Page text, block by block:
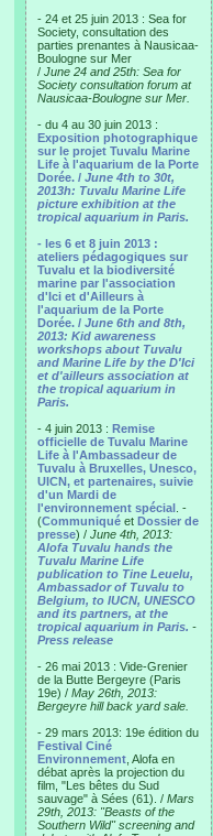
- 24 et 25 juin 2013 : Sea for
Society, consultation des
parties prenantes à Nausicaa-
Boulogne sur Mer
/ June 24 and 25th: Sea for
Society consultation forum at
Nausicaa-Boulogne sur Mer.
- du 4 au 30 juin 2013 :
Exposition photographique
sur le projet Tuvalu Marine
Life à l'aquarium de la Porte
Dorée. / June 4th to 30t,
2013h: Tuvalu Marine Life
picture exhibition at the
tropical aquarium in Paris.
- les 6 et 8 juin 2013 :
ateliers pédagogiques sur
Tuvalu et la biodiversité
marine par l'association
d'Ici et d'Ailleurs à
l'aquarium de la Porte
Dorée. / June 6th and 8th,
2013: Kid awareness
workshops about Tuvalu
and Marine Life by the D'Ici
et d'ailleurs association at
the tropical aquarium in
Paris.
- 4 juin 2013 : Remise
officielle de Tuvalu Marine
Life à l'Ambassadeur de
Tuvalu à Bruxelles, Unesco,
UICN, et partenaires, suivie
d'un Mardi de
l'environnement spécial . -
(Communiqué et Dossier de
presse) / June 4th, 2013:
Alofa Tuvalu hands the
Tuvalu Marine Life
publication to Tine Leuelu,
Ambassador of Tuvalu to
Belgium, to IUCN, UNESCO
and its partners, at the
tropical aquarium in Paris. -
Press release
- 26 mai 2013 : Vide-Grenier
de la Butte Bergeyre (Paris
19e) / May 26th, 2013:
Bergeyre hill back yard sale.
- 29 mars 2013: 19e édition du
Festival Ciné
Environnement , Alofa en
débat après la projection du
film, "Les bêtes du Sud
sauvage" à Sées (61). / Mars
29th, 2013: "Beasts of the
Southern Wild" screening and